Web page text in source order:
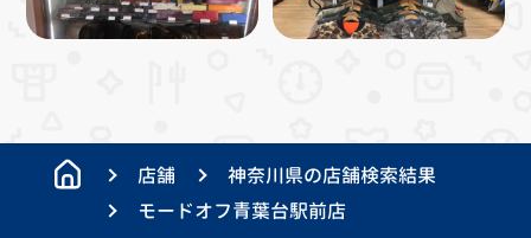
店舗
神奈川県の店舗検索結果
モードオフ青葉台駅前店